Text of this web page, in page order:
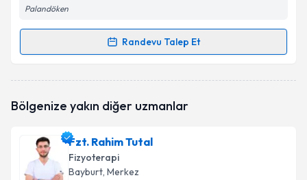
Palandöken
Randevu Talep Et
Randevu Takvimi Talebi
oluşturun. Size bu uzmandan randevu almanız için bir
E-posta Adresiniz
Bölgenize yakın diğer uzmanlar
Fzt. Rahim Tutal
Fizyoterapi
Bayburt, Merkez